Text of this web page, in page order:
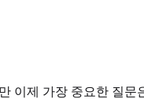
이제 가장 중요한 질문